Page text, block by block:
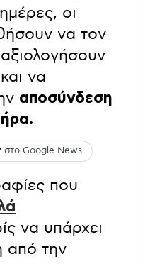
οι
να τον
να
αποσύνδεση
στο Google News
που
να υπάρχει
από την